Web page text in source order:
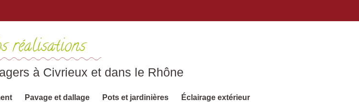
réalisations
à Civrieux et dans le Rhône
Pavage et dallage Pots et jardinières Éclairage extérieur